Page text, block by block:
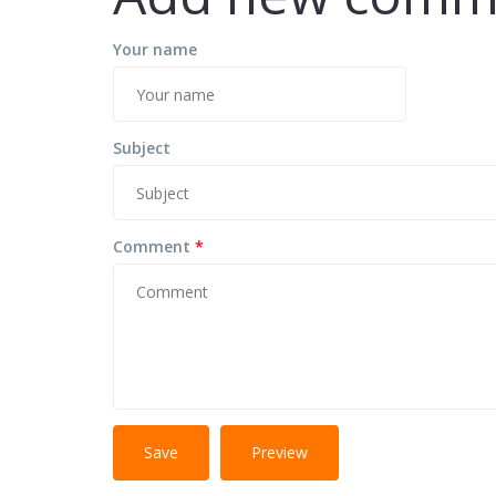
Your name
Subject
Comment *
Web page addresses and e-mail addresses